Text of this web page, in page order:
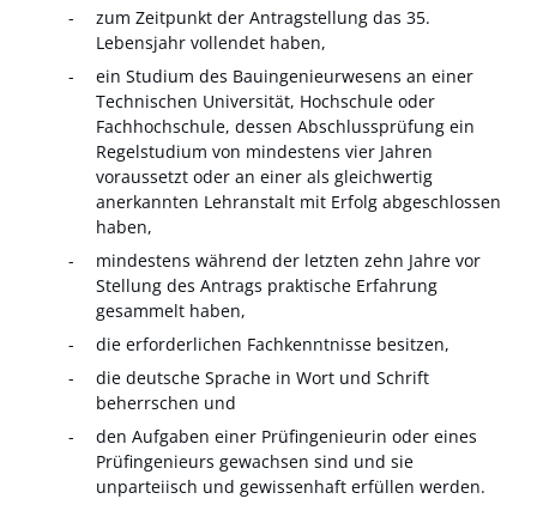
zum Zeitpunkt der Antragstellung das 35.
Lebensjahr vollendet haben,
ein Studium des Bauingenieurwesens an einer
Technischen Universität, Hochschule oder
Fachhochschule, dessen Abschlussprüfung ein
Regelstudium von mindestens vier Jahren
voraussetzt oder an einer als gleichwertig
anerkannten Lehranstalt mit Erfolg abgeschlossen
haben,
mindestens während der letzten zehn Jahre vor
Stellung des Antrags praktische Erfahrung
gesammelt haben,
die erforderlichen Fachkenntnisse besitzen,
die deutsche Sprache in Wort und Schrift
beherrschen und
den Aufgaben einer Prüfingenieurin oder eines
Prüfingenieurs gewachsen sind und sie
unparteiisch und gewissenhaft erfüllen werden.